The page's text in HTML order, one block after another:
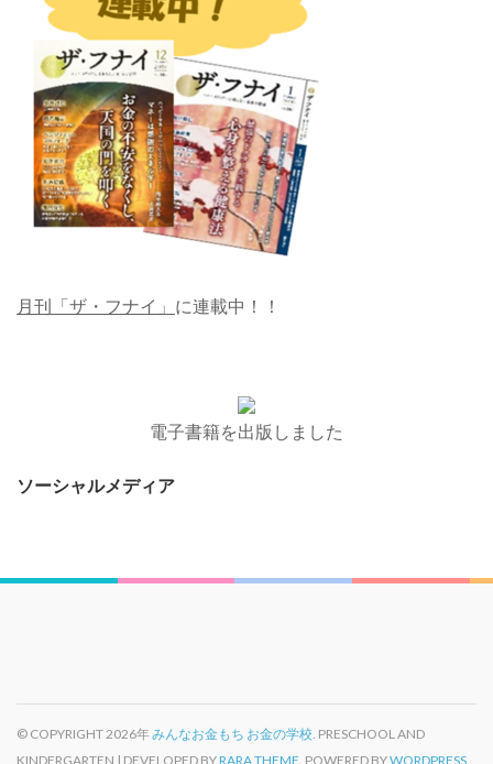
月刊「ザ・フナイ」 に連載中！！
電子書籍を出版しました
ソーシャルメディア
© COPYRIGHT 2026年みんなお金もち お金の学校. PRESCHOOL AND
KINDERGARTEN | DEVELOPED BYRARA THEME . POWERED BYWORDPRESS.